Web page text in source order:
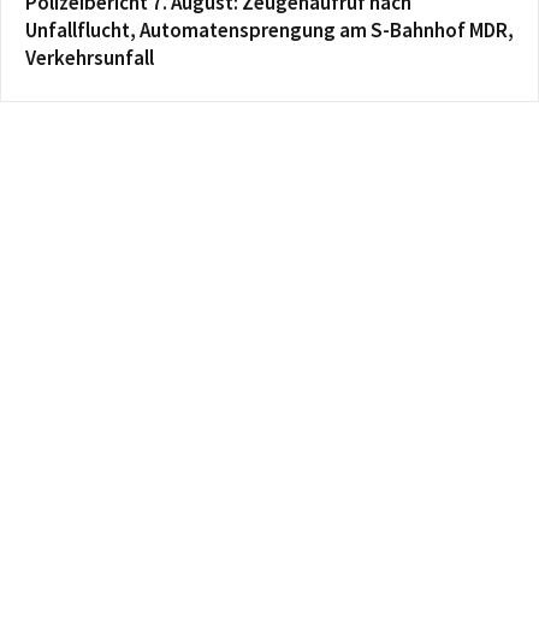
Unfallflucht, Automatensprengung am S-Bahnhof MDR,
Verkehrsunfall